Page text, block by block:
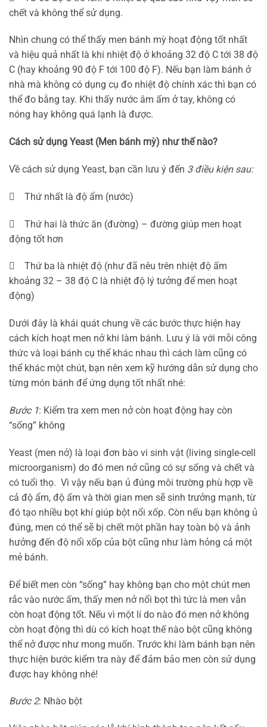
chết và không thể sử dụng.
Nhìn chung có thể thấy men bánh mỳ hoạt động tốt nhất
và hiệu quả nhất là khi nhiệt độ ở khoảng 32 độ C tới 38 độ
C (hay khoảng 90 độ F tới 100 độ F). Nếu bạn làm bánh ở
nhà mà không có dụng cụ đo nhiệt độ chính xác thì bạn có
thể đo bằng tay. Khi thấy nước âm ấm ở tay, không có
nóng hay không quá lạnh là được.
Cách sử dụng Yeast (Men bánh mỳ) như thế nào?
Về cách sử dụng Yeast, bạn cần lưu ý đến 3 điều kiện sau:
 Thứ nhất là độ ẩm (nước)
 Thứ hai là thức ăn (đường) – đường giúp men hoạt
động tốt hơn
 Thứ ba là nhiệt độ (như đã nêu trên nhiệt độ ấm
khoảng 32 – 38 độ C là nhiệt độ lý tưởng để men hoạt
động)
Dưới đây là khái quát chung về các bước thực hiện hay
cách kích hoạt men nở khi làm bánh. Lưu ý là với mỗi công
thức và loại bánh cụ thể khác nhau thì cách làm cũng có
thể khác một chút, bạn nên xem kỹ hướng dẫn sử dụng cho
từng món bánh để ứng dụng tốt nhất nhé:
Bước 1: Kiểm tra xem men nở còn hoạt động hay còn
“sống” không
Yeast (men nở) là loại đơn bào vi sinh vật (living single-cell
microorganism) do đó men nở cũng có sự sống và chết và
có tuổi thọ. Vì vậy nếu bạn ủ đúng môi trường phù hợp về
cả độ ẩm, độ ấm và thời gian men sẽ sinh trưởng mạnh, từ
đó tạo nhiều bọt khí giúp bột nổi xốp. Còn nếu bạn không ủ
đúng, men có thể sẽ bị chết một phần hay toàn bộ và ảnh
hưởng đến độ nổi xốp của bột cũng như làm hỏng cả một
mẻ bánh.
Để biết men còn “sống” hay không bạn cho một chút men
rắc vào nước ấm, thấy men nở nổi bọt thì tức là men vẫn
còn hoạt động tốt. Nếu vì một lí do nào đó men nở không
còn hoạt động thì dù có kích hoạt thế nào bột cũng không
thể nở được như mong muốn. Trước khi làm bánh bạn nên
thực hiện bước kiểm tra này để đảm bảo men còn sử dụng
được hay không nhé!
Bước 2: Nhào bột